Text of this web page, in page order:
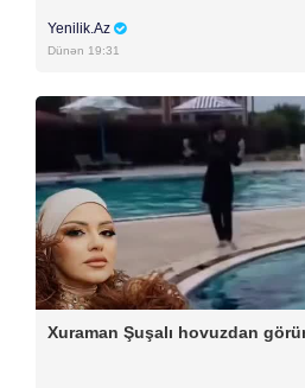
Yenilik.Az
Dünən 19:31
Xuraman Şuşalı hovuzdan